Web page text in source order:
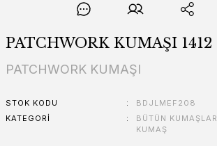
PATCHWORK KUMAŞI 1412
PATCHWORK KUMAŞI
STOK KODU
BDJLMEF208
KATEGORI
BÜTÜN KUMAŞLAR
KUMAŞ